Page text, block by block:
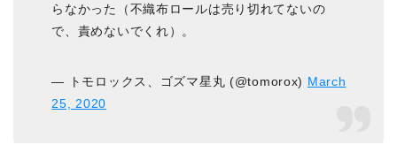
らなかった（不織布ロールは売り切れてないの
で、責めないでくれ）。
— トモロックス、ゴズマ星丸 (@tomorox) March
25, 2020